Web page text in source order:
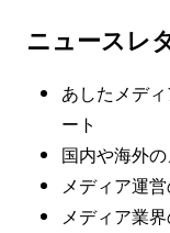
ニュースレ
あしたメデ
ート
国内や海外
メディア運
メディア業